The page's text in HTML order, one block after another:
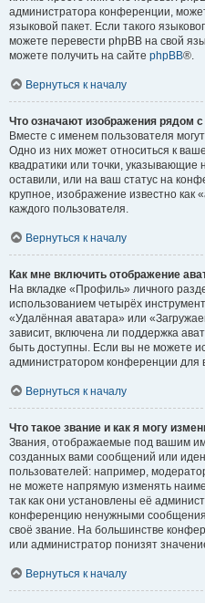
администратора конференции,
языковой пакет. Если такого
можете перевести phpBB на свой
можете получить на сайте phpBB®.
Вернуться к началу
Что означают изображения рядом
Вместе с именем пользователя
Одно из них может относиться к
квадратики или точки, указывающие
оставили, или на ваш статус на
крупное, изображение известно как
каждого пользователя.
Вернуться к началу
Как мне включить отображение
На вкладке «Профиль» личного
использованием четырёх
«Удалённая аватара» или
зависит, включена ли поддержка
быть доступны. Если вы не можете
администратором конференции для
Вернуться к началу
Что такое звание и как я могу
Звания, отображаемые под вашим
созданных вами сообщений или
пользователей: например,
не можете напрямую изменять
так как они установлены её
конференцию ненужными
своё звание. На большинстве
или администратор понизят
Вернуться к началу